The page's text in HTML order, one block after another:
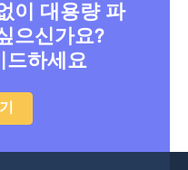
이 대용량 파
으신가요?
드하세요